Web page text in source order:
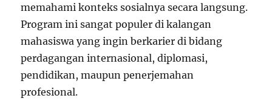
memahami konteks sosialnya secara langsung.
Program ini sangat populer di kalangan
mahasiswa yang ingin berkarier di bidang
perdagangan internasional, diplomasi,
pendidikan, maupun penerjemahan
profesional.